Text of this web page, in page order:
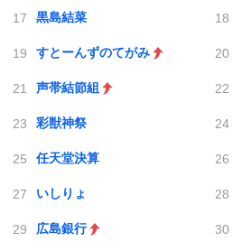
黒島結菜
すとーんずのてがみ
声帯結節組
彩獣神祭
任天堂決算
いしりょ
広島銀行